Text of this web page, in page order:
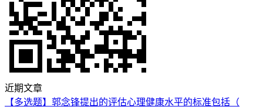
近期文章
【多选题】郭念锋提出的评估心理健康水平的标准包括（